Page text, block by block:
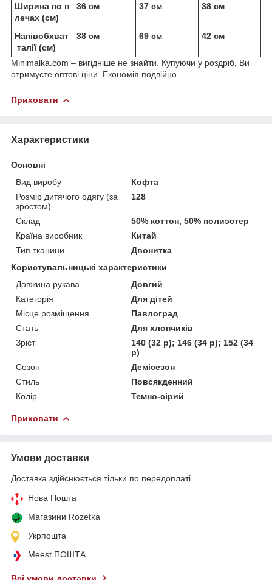
Ширина по п
лечах (см)
36 см 37 см 38 см
Напівобхват
талії (см)
38 см 69 см 42 см
Minimalka.com – вигідніше не знайти. Купуючи у роздріб, Ви
отримуєте оптові ціни. Економія подвійно.
Приховати
Характеристики
Основні
Вид виробу
Кофта
Розмір дитячого одягу (за
зростом)
128
Склад
50% коттон, 50% полиэстер
Країна виробник
Китай
Тип тканини
Двонитка
Користувальницькі характеристики
Довжина рукава
Довгий
Категорія
Для дітей
Місце розміщення
Павлоград
Стать
Для хлопчиків
Зріст
140 (32 р); 146 (34 р); 152 (34
р)
Сезон
Демісезон
Стиль
Повсякденний
Колір
Темно-сірий
Приховати
Умови доставки
Доставка здійснюється тільки по передоплаті.
Нова Пошта
Магазини Rozetka
Укрпошта
Meest ПОШТА
Всі умови доставки